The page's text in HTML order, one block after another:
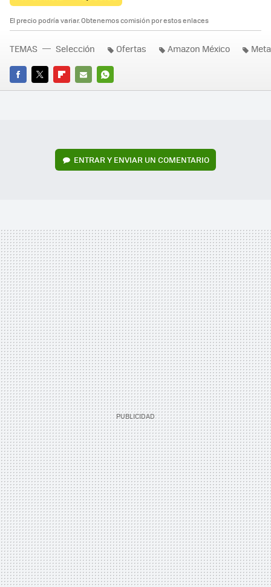
El precio podría variar. Obtenemos comisión por estos enlaces
FACEBOOK
TWITTERFLIPBOARD
E-
WHATSAPP
TEMAS Selección Ofertas Amazon México Meta
ENTRAR Y ENVIAR UN COMENTARIO